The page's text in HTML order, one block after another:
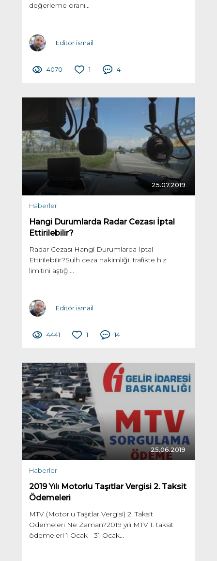
değerleme oranı...
Editör ismail
4070 1 4
25.07.2019
Haberler
Hangi Durumlarda Radar Cezası İptal
Ettirilebilir?
Radar Cezası Hangi Durumlarda İptal
Ettirilebilir?Sulh ceza hakimliği, trafikte hız
limitini aştığı...
Editör ismail
4441 1 14
25.06.2019
Haberler
2019 Yılı Motorlu Taşıtlar Vergisi 2. Taksit
Ödemeleri
MTV (Motorlu Taşıtlar Vergisi) 2. Taksit
Ödemeleri Ne Zaman?2019 yılı MTV 1. taksit
ödemeleri 1 Ocak - 31 Ocak...